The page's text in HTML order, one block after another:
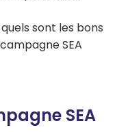
sont les bons
SEA
SEA